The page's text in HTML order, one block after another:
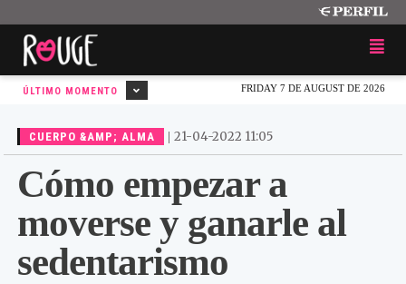
FRIDAY 7 DE AUGUST DE 2026
ÚLTIMO MOMENTO
CUERPO &AMP; ALMA | 21-04-2022 11:05
Cómo empezar a
moverse y ganarle al
sedentarismo